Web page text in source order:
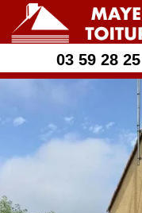
03 59 28